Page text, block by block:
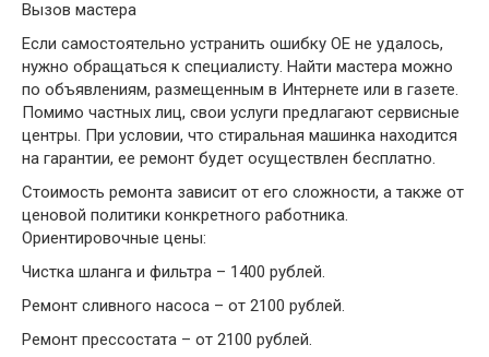
Вызов мастера
Если самостоятельно устранить ошибку OE не удалось,
нужно обращаться к специалисту. Найти мастера можно
по объявлениям, размещенным в Интернете или в газете.
Помимо частных лиц, свои услуги предлагают сервисные
центры. При условии, что стиральная машинка находится
на гарантии, ее ремонт будет осуществлен бесплатно.
Стоимость ремонта зависит от его сложности, а также от
ценовой политики конкретного работника.
Ориентировочные цены:
Чистка шланга и фильтра – 1400 рублей.
Ремонт сливного насоса – от 2100 рублей.
Ремонт прессостата – от 2100 рублей.